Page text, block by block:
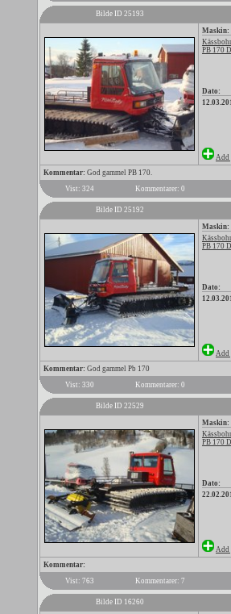
Bilde ID 25193
Maskin:
PB 170
Dato:
Add
Kommentar: God gammel PB 170.
Vist: 324
Kommentarer: 0
Bilde ID 25192
Maskin:
PB 170
Dato:
Add
Kommentar: God gammel Pb 170
Vist: 330
Kommentarer: 0
Bilde ID 22529
Maskin:
PB 170
Dato:
Add
Kommentar:
Vist: 763
Kommentarer: 7
Bilde ID 16260